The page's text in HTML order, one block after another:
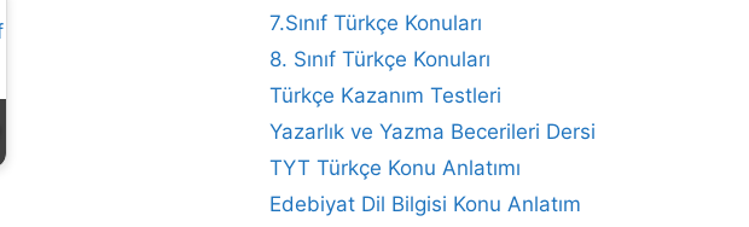
7.Sınıf Türkçe Konuları
8. Sınıf Türkçe Konuları
Türkçe Kazanım Testleri
Yazarlık ve Yazma Becerileri Dersi
TYT Türkçe Konu Anlatımı
Edebiyat Dil Bilgisi Konu Anlatım